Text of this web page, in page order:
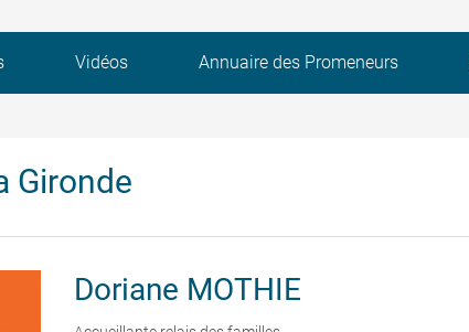
Vidéos Annuaire des Promeneurs
Gironde
Doriane MOTHIE